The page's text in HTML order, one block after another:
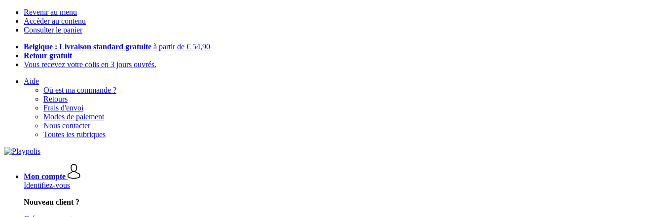
Revenir au menu
Accéder au contenu
Consulter le panier
Belgique : Livraison standard gratuite à partir de € 54,90
Retour gratuit
Vous recevez votre colis en 3 jours ouvrés.
Aide
Où est ma commande ?
Retours
Frais d'envoi
Modes de paiement
Nous contacter
Toutes les rubriques
Mon compte
Identifiez-vous
Nouveau client ?